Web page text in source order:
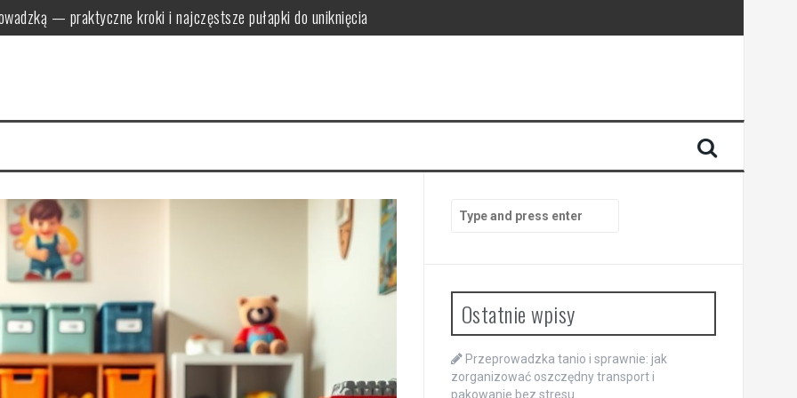
— praktyczne kroki i najczęstsze pułapki do uniknięcia
praktyczne metody i najczęstsze błędy sprzątania
na świeżość i przytulną atmosferę
domowe sposoby i bezpieczne narzędzia do udrożniania
Search
for:
Ostatnie wpisy
Przeprowadzka tanio i sprawnie: jak
zorganizować oszczędny transport i
pakowanie bez stresu